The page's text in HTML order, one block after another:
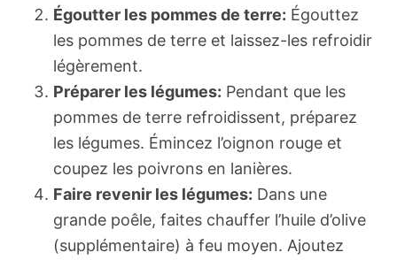
Égoutter les pommes de terre: Égouttez
les pommes de terre et laissez-les refroidir
légèrement.
Préparer les légumes: Pendant que les
pommes de terre refroidissent, préparez
les légumes. Émincez l’oignon rouge et
coupez les poivrons en lanières.
Faire revenir les légumes: Dans une
grande poêle, faites chauffer l’huile d’olive
(supplémentaire) à feu moyen. Ajoutez